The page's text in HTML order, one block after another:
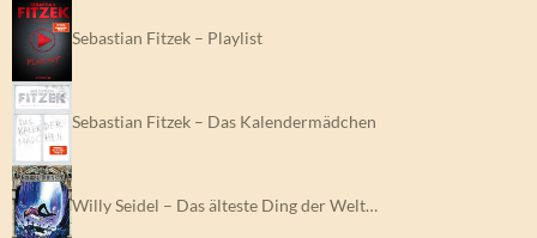
Sebastian Fitzek – Playlist
Sebastian Fitzek – Das Kalendermädchen
Willy Seidel – Das älteste Ding der Welt…